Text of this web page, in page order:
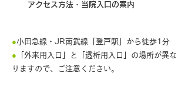
アクセス方法・当院入口の案内
●小田急線・JR南武線「登戸駅」から徒歩1分
● 「外来用入口」と「透析用入口」の場所が異な
りますので、ご注意ください。